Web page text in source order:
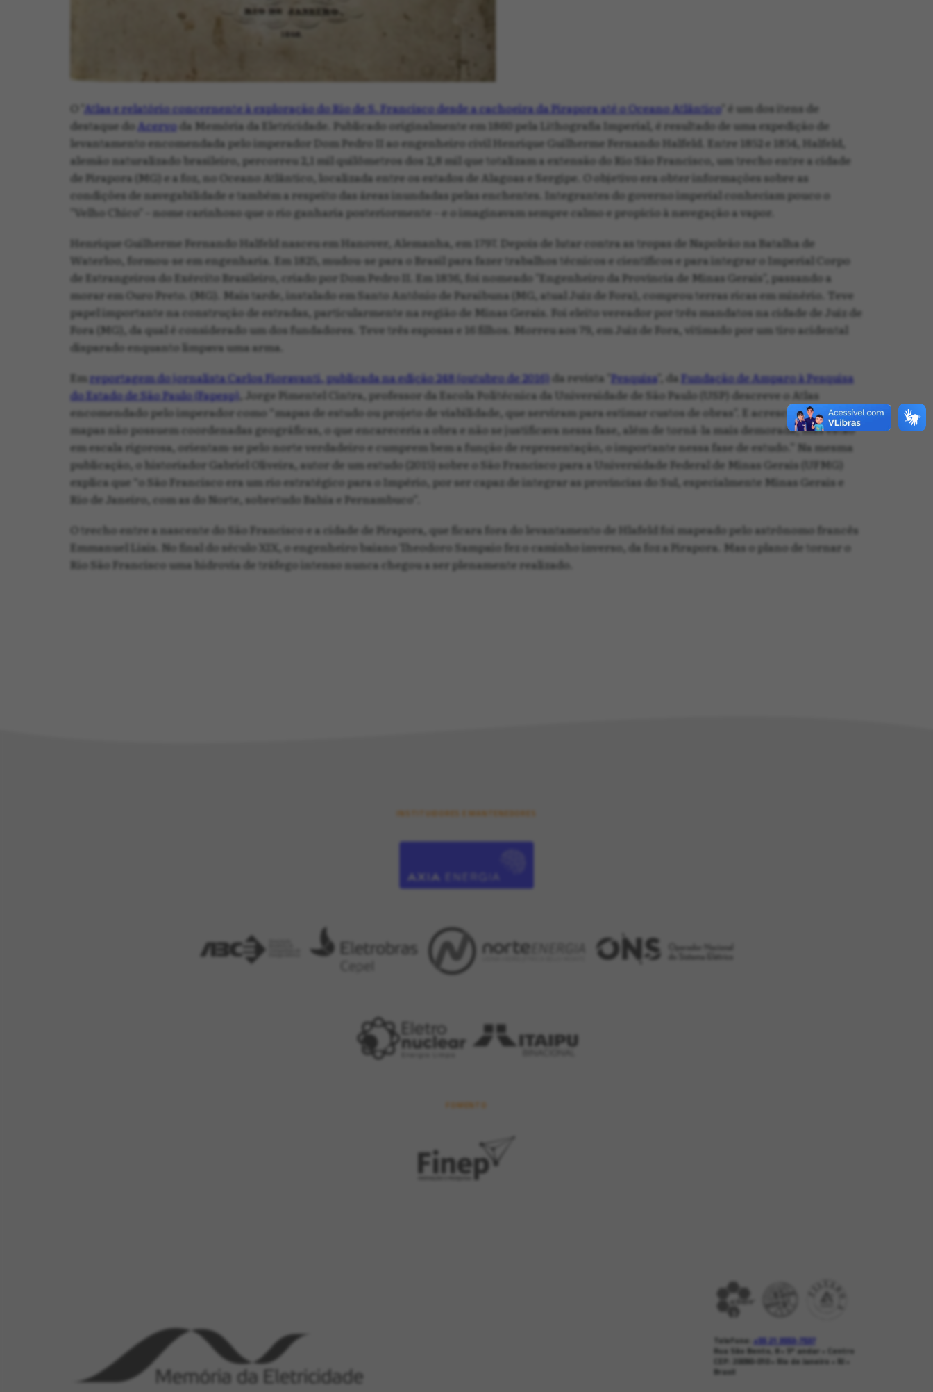
Atlas e relatório concernente à exploração do Rio de S. Francisco desde a cachoeira da Pirapora até o Oceano Atlântico" é um dos itens de
destaque do Acervo da Memória da Eletricidade. Publicado originalmente em 1860 pela Lithografia Imperial, é resultado de uma expedição de
levantamento encomendada pelo imperador Dom Pedro II ao engenheiro civil Henrique Guilherme Fernando Halfeld. Entre 1852 e 1854, Halfeld,
alemão naturalizado brasileiro, percorreu 2,1 mil quilômetros dos 2,8 mil que totalizam a extensão do Rio São Francisco, um trecho entre a cidade
de Pirapora (MG) e a foz, no Oceano Atlântico, localizada entre os estados de Alagoas e Sergipe. O objetivo era obter informações sobre as
condições de navegabilidade e também a respeito das áreas inundadas pelas enchentes. Integrantes do governo imperial conheciam pouco o
"Velho Chico" – nome carinhoso que o rio ganharia posteriormente – e o imaginavam sempre calmo e propício à navegação a vapor.
Henrique Guilherme Fernando Halfeld nasceu em Hanover, Alemanha, em 1797. Depois de lutar contra as tropas de Napoleão na Batalha de
Waterloo, formou-se em engenharia. Em 1825, mudou-se para o Brasil para fazer trabalhos técnicos e científicos e para integrar o Imperial Corpo
de Estrangeiros do Exército Brasileiro, criado por Dom Pedro II. Em 1836, foi nomeado "Engenheiro da Província de Minas Gerais", passando a
morar em Ouro Preto. (MG). Mais tarde, instalado em Santo Antônio de Paraibuna (MG, atual Juiz de Fora), comprou terras ricas em minério. Teve
papel importante na construção de estradas, particularmente na região de Minas Gerais. Foi eleito vereador por três mandatos na cidade de Juiz de
Fora (MG), da qual é considerado um dos fundadores. Teve três esposas e 16 filhos. Morreu aos 79, em Juiz de Fora, vitimado por um tiro acidental
disparado enquanto limpava uma arma.
Em reportagem do jornalista Carlos Fioravanti, publicada na edição 248 (outubro de 2016) da revista " Pesquisa", daFundação de Amparo à Pesquisa
do Estado de São Paulo (Fapesp), Jorge Pimentel Cintra, professor da Escola Politécnica da Universidade de São Paulo (USP) descreve o Atlas
encomendado pelo imperador como “mapas de estudo ou projeto de viabilidade, que serviram para estimar custos de obras". E acrescenta que “os
mapas não possuem coordenadas geográficas, o que encareceria a obra e não se justificava nessa fase, além de torná-la mais demorada, mas estão
em escala rigorosa, orientam-se pelo norte verdadeiro e cumprem bem a função de representação, o importante nessa fase de estudo.” Na mesma
publicação, o historiador Gabriel Oliveira, autor de um estudo (2015) sobre o São Francisco para a Universidade Federal de Minas Gerais (UFMG)
explica que “o São Francisco era um rio estratégico para o Império, por ser capaz de integrar as províncias do Sul, especialmente Minas Gerais e
Rio de Janeiro, com as do Norte, sobretudo Bahia e Pernambuco”.
O trecho entre a nascente do São Francisco e a cidade de Pirapora, que ficara fora do levantamento de Hlafeld foi mapeado pelo astrônomo francês
Emmanuel Liais. No final do século XIX, o engenheiro baiano Theodoro Sampaio fez o caminho inverso, da foz a Pirapora. Mas o plano de tornar o
Rio São Francisco uma hidrovia de tráfego intenso nunca chegou a ser plenamente realizado.
INSTITUIDORES E MANTENEDORES
FOMENTO
Telefone: +55 21 3553-7537
Rua São Bento, 8 • 5º andar • Centro
CEP: 20090-010 • Rio de Janeiro • RJ •
Brasil